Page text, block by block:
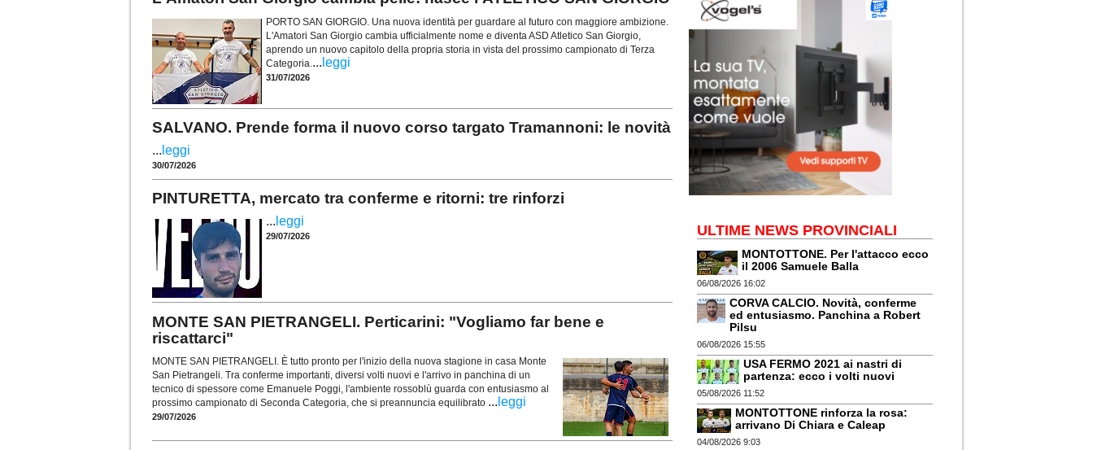
PORTO SAN GIORGIO. Una nuova identità per guardare al futuro con maggiore ambizione.
L'Amatori San Giorgio cambia ufficialmente nome e diventa ASD Atletico San Giorgio,
aprendo un nuovo capitolo della propria storia in vista del prossimo campionato di Terza
Categoria. ... leggi
31/07/2026
SALVANO. Prende forma il nuovo corso targato Tramannoni: le novità
... leggi
30/07/2026
PINTURETTA, mercato tra conferme e ritorni: tre rinforzi
... leggi
29/07/2026
MONTE SAN PIETRANGELI. Perticarini: "Vogliamo far bene e
riscattarci"
MONTE SAN PIETRANGELI. È tutto pronto per l'inizio della nuova stagione in casa Monte
San Pietrangeli. Tra conferme importanti, diversi volti nuovi e l'arrivo in panchina di un
tecnico di spessore come Emanuele Poggi, l'ambiente rossoblù guarda con entusiasmo al
prossimo campionato di Seconda Categoria, che si preannuncia equilibrato ... leggi
29/07/2026
ULTIME NEWS PROVINCIALI
MONTOTTONE. Per l'attacco ecco
il 2006 Samuele Balla
06/08/2026 16:02
CORVA CALCIO. Novità, conferme
ed entusiasmo. Panchina a Robert
Pilsu
06/08/2026 15:55
USA FERMO 2021 ai nastri di
partenza: ecco i volti nuovi
05/08/2026 11:52
MONTOTTONE rinforza la rosa:
arrivano Di Chiara e Caleap
04/08/2026 9:03